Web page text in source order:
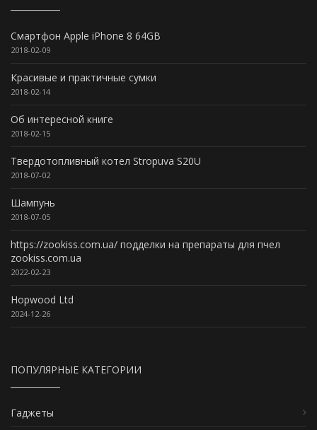
Смартфон Apple iPhone 8 64GB
2018-02-09
Красивые и практичные сумки
2018-02-14
Об интересной книге
2018-02-15
Твердотопливный котел Stropuva S20U
2018-07-02
Шампунь
2018-07-05
https://zookiss.com.ua/ подделки на препараты для пчел
zookiss.com.ua
2022-02-23
Hopwood Ltd
2024-12-26
ПОПУЛЯРНЫЕ КАТЕГОРИИ
Гаджеты